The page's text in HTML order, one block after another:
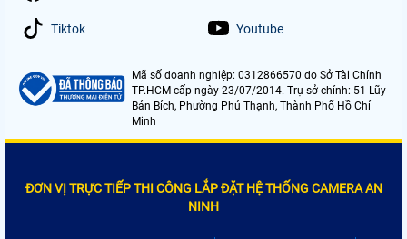
Tiktok Youtube
Mã số doanh nghiệp: 0312866570 do Sở Tài Chính
TP.HCM cấp ngày 23/07/2014. Trụ sở chính: 51 Lũy
Bán Bích, Phường Phú Thạnh, Thành Phố Hồ Chí
Minh
ĐƠN VỊ TRỰC TIẾP THI CÔNG LẮP ĐẶT HỆ THỐNG CAMERA AN
NINH